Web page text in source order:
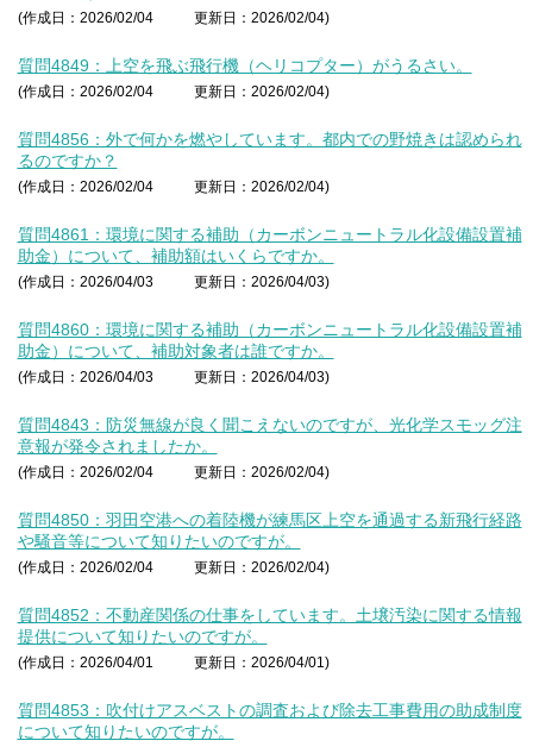
(作成日：2026/02/04 更新日：2026/02/04)
質問4849：上空を飛ぶ飛行機（ヘリコプター）がうるさい。
(作成日：2026/02/04 更新日：2026/02/04)
質問4856：外で何かを燃やしています。都内での野焼きは認められ
るのですか？
(作成日：2026/02/04 更新日：2026/02/04)
質問4861：環境に関する補助（カーボンニュートラル化設備設置補
助金）について、補助額はいくらですか。
(作成日：2026/04/03 更新日：2026/04/03)
質問4860：環境に関する補助（カーボンニュートラル化設備設置補
助金）について、補助対象者は誰ですか。
(作成日：2026/04/03 更新日：2026/04/03)
質問4843：防災無線が良く聞こえないのですが、光化学スモッグ注
意報が発令されましたか。
(作成日：2026/02/04 更新日：2026/02/04)
質問4850：羽田空港への着陸機が練馬区上空を通過する新飛行経路
や騒音等について知りたいのですが。
(作成日：2026/02/04 更新日：2026/02/04)
質問4852：不動産関係の仕事をしています。土壌汚染に関する情報
提供について知りたいのですが。
(作成日：2026/04/01 更新日：2026/04/01)
質問4853：吹付けアスベストの調査および除去工事費用の助成制度
について知りたいのですが。